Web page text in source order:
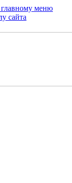
меню
сайта